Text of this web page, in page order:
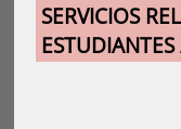
SERVICIOS